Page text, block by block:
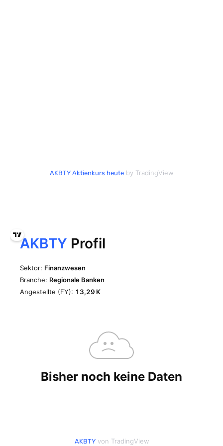
AKBTY Aktienkurs heute by TradingView
AKBTYvon TradingView